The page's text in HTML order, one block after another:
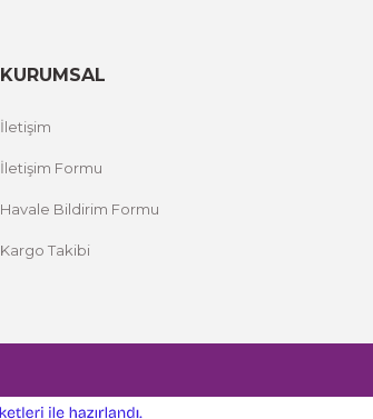
KURUMSAL
İletişim
İletişim Formu
Havale Bildirim Formu
Kargo Takibi
e-